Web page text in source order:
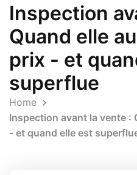
Inspection
Quand elle
prix - et
superflue
Home
Inspection avant la vente :
- et quand elle est